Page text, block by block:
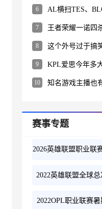
6
7 王者荣耀一诺四
8 这个外号过于搞
9 KPL爱思今年多
10 知名游戏主播也
赛事专题
2026英雄联盟职业联
赛段
2022英雄联盟全球
2022OPL职业联赛